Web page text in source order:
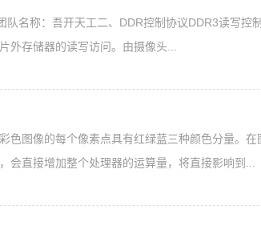
队名称：吾开天工二、DDR控制协议DDR3读写控
外存储器的读写访问。由摄像头...
色图像的每个像素点具有红绿蓝三种颜色分量。
会直接增加整个处理器的运算量，将直接影响到...